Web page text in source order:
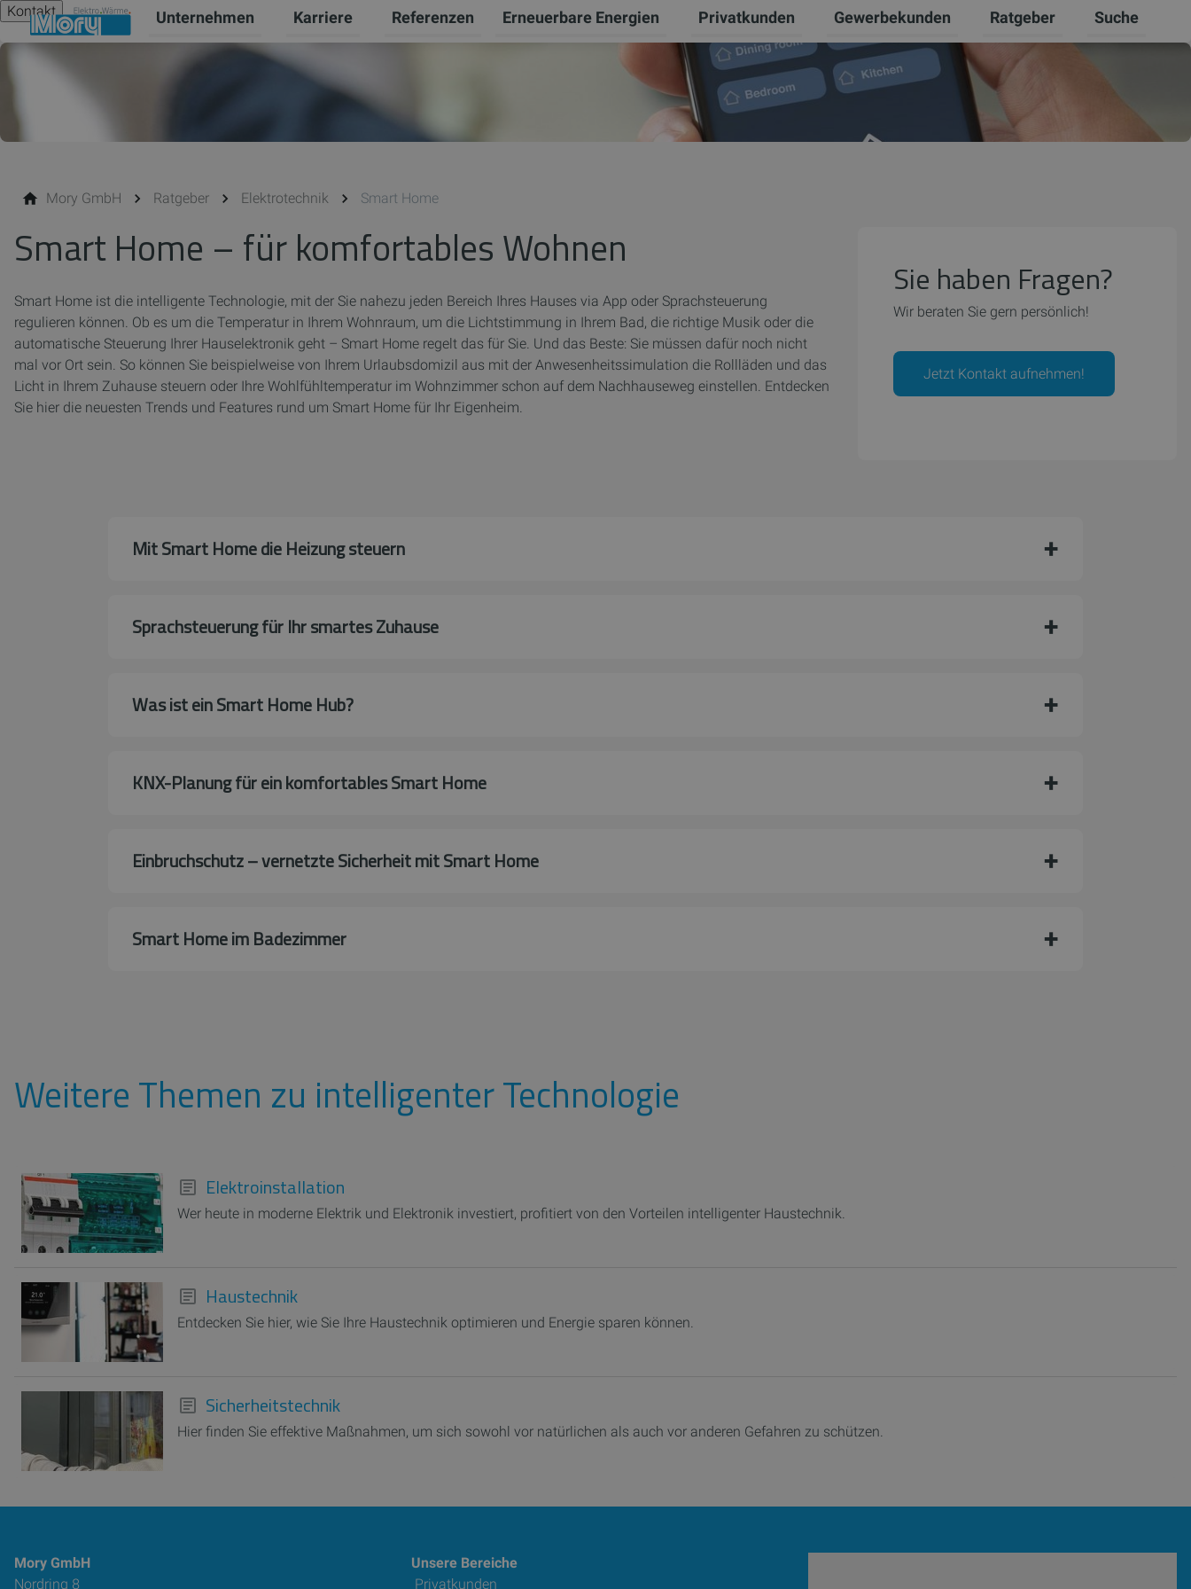
Kontakt Unternehmen
Untermenü für Unternehmen umschalten
Karriere
Untermenü für Karriere umschalten
Referenzen Erneuerbare Energien
Untermenü für Erneuerbare Energien umschalten
Privatkunden
Untermenü für Privatkunden umschalten
Gewerbekunden
Untermenü für
Ratgeber
Untermenü
Suche
Mory GmbH Ratgeber Elektrotechnik Smart Home
Smart Home – für komfortables Wohnen
Smart Home ist die intelligente Technologie, mit der Sie nahezu jeden Bereich Ihres Hauses via App oder Sprachsteuerung
regulieren können. Ob es um die Temperatur in Ihrem Wohnraum, um die Lichtstimmung in Ihrem Bad, die richtige Musik oder die
automatische Steuerung Ihrer Hauselektronik geht – Smart Home regelt das für Sie. Und das Beste: Sie müssen dafür noch nicht
mal vor Ort sein. So können Sie beispielweise von Ihrem Urlaubsdomizil aus mit der Anwesenheitssimulation die Rollläden und das
Licht in Ihrem Zuhause steuern oder Ihre Wohlfühltemperatur im Wohnzimmer schon auf dem Nachhauseweg einstellen. Entdecken
Sie hier die neuesten Trends und Features rund um Smart Home für Ihr Eigenheim.
Sie haben Fragen?
Wir beraten Sie gern persönlich!
Jetzt Kontakt aufnehmen!
Mit Smart Home die Heizung steuern
Sprachsteuerung für Ihr smartes Zuhause
Was ist ein Smart Home Hub?
KNX-Planung für ein komfortables Smart Home
Einbruchschutz – vernetzte Sicherheit mit Smart Home
Smart Home im Badezimmer
Weitere Themen zu intelligenter Technologie
Elektroinstallation
Wer heute in moderne Elektrik und Elektronik investiert, profitiert von den Vorteilen intelligenter Haustechnik.
Haustechnik
Entdecken Sie hier, wie Sie Ihre Haustechnik optimieren und Energie sparen können.
Sicherheitstechnik
Hier finden Sie effektive Maßnahmen, um sich sowohl vor natürlichen als auch vor anderen Gefahren zu schützen.
Mory GmbH
Nordring 8
Unsere Bereiche
Privatkunden